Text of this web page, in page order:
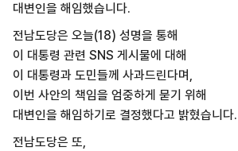
대변인을 해임했습니다.
전남도당은 오늘(18) 성명을 통해
이 대통령 관련 SNS 게시물에 대해
이 대통령과 도민들께 사과드린다며,
이번 사안의 책임을 엄중하게 묻기 위해
대변인을 해임하기로 결정했다고 밝혔습니다.
전남도당은 또,